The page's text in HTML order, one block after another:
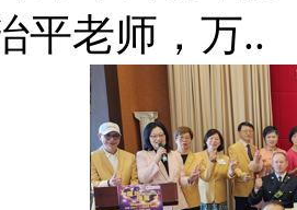
平老师，万..